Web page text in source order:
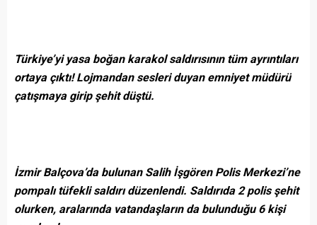
Türkiye’yi yasa boğan karakol saldırısının tüm ayrıntıları
ortaya çıktı! Lojmandan sesleri duyan emniyet müdürü
çatışmaya girip şehit düştü.
İzmir Balçova’da bulunan Salih İşgören Polis Merkezi’ne
pompalı tüfekli saldırı düzenlendi. Saldırıda 2 polis şehit
olurken, aralarında vatandaşların da bulunduğu 6 kişi